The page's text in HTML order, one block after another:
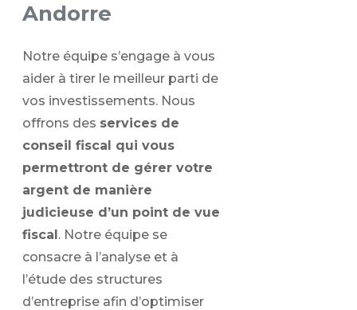
Andorre
Notre équipe s’engage à vous
aider à tirer le meilleur parti de
vos investissements. Nous
offrons des services de
conseil fiscal qui vous
permettront de gérer votre
argent de manière
judicieuse d’un point de vue
fiscal. Notre équipe se
consacre à l’analyse et à
l’étude des structures
d’entreprise afin d’optimiser